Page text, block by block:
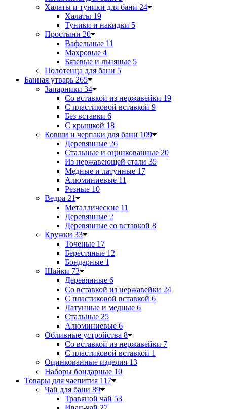
Халаты и туники для бани 24
Халаты 19
Туники и накидки 5
Простыни 20
Вафельные 11
Махровые 4
Бязевые и льняные 5
Полотенца для бани 5
Банная утварь 265
Запарники 34
Со вставкой из нержавейки 19
С пластиковой вставкой 9
Без вставки 6
С крышкой 18
Ковши и черпаки для бани 109
Деревянные 26
Стальные и оцинкованные 20
Из нержавеющей стали 35
Медные и латунные 17
Алюминиевые 11
Резные 10
Ведра 21
Металлические 11
Деревянные 2
Деревянные со вставкой 8
Кружки 33
Точеные 17
Берестяные 12
Бондарные 1
Шайки 73
Деревянные 6
Со вставкой из нержавейки 24
С пластиковой вставкой 6
Латунные и медные 6
Стальные 25
Алюминиевые 6
Обливные устройства 8
Со вставкой из нержавейки 7
С пластиковой вставкой 1
Оцинкованные изделия 13
Наборы бондарные 10
Товары для чаепития 117
Чай для бани 89
Травяной чай 53